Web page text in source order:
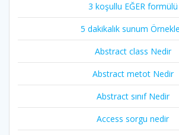
3 koşullu EĞER formülü
5 dakikalık sunum
Abstract class Nedir
Abstract metot Nedir
Abstract sınıf Nedir
Access sorgu nedir